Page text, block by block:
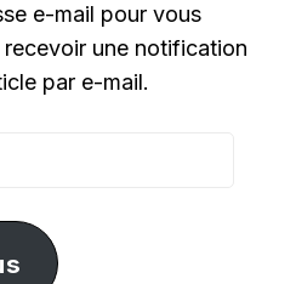
e-mail pour vous
une notification
par e-mail.